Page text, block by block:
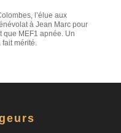
l’élue aux
à Jean Marc pour
que MEF1 apnée. Un
fait mérité.